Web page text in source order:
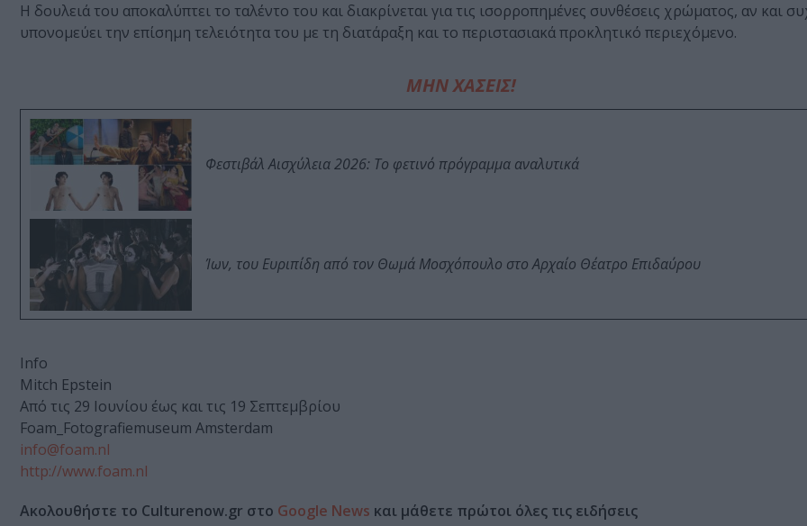
Η δουλειά του αποκαλύπτει το ταλέντο του και διακρίνεται για τις ισορροπημένες συνθέσεις χρώματος, αν και
υπονομεύει την επίσημη τελειότητα του με τη διατάραξη και το περιστασιακά προκλητικό περιεχόμενο.
ΜΗΝ ΧΑΣΕΙΣ!
Φεστιβάλ Αισχύλεια 2026: Το φετινό πρόγραμμα αναλυτικά
Ίων, του Ευριπίδη από τον Θωμά Μοσχόπουλο στο Αρχαίο Θέατρο Επιδαύρου
Info
Mitch Epstein
Από τις 29 Ιουνίου έως και τις 19 Σεπτεμβρίου
Foam_Fotografiemuseum Amsterdam
info@foam.nl
http://www.foam.nl
Ακολουθήστε το Culturenow.gr στο Google News και μάθετε πρώτοι όλες τις ειδήσεις